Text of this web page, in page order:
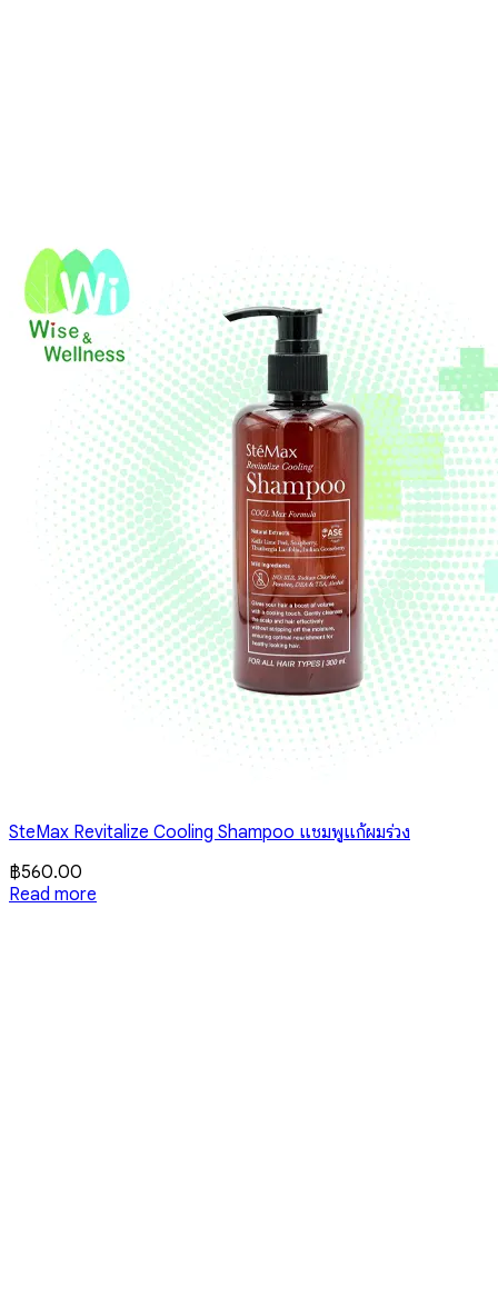
SteMax Revitalize Cooling Shampoo แชมพูแก้ผมร่วง
฿560.00
Read more